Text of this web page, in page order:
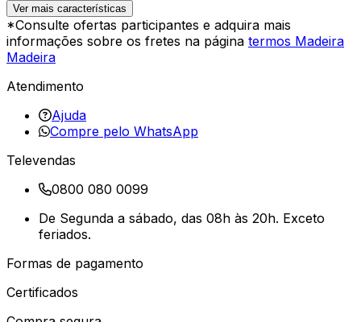
Ver mais características
*Consulte ofertas participantes e adquira mais
informações sobre os fretes na página termos Madeira
Madeira
Atendimento
Ajuda
Compre pelo WhatsApp
Televendas
0800 080 0099
De Segunda a sábado, das 08h às 20h. Exceto
feriados.
Formas de pagamento
Certificados